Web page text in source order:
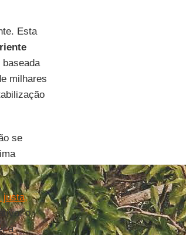
Esta
baseada
milhares
se
justa,
o
a